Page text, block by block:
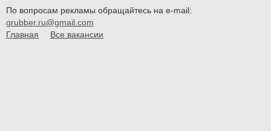
По вопросам рекламы обращайтесь на e-mail:
grubber.ru@gmail.com
Главная
Все вакансии